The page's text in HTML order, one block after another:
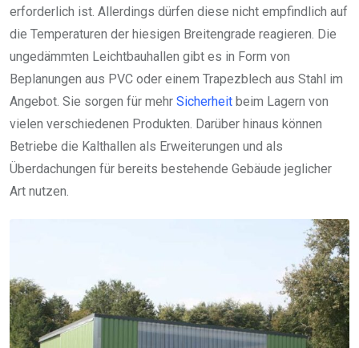
erforderlich ist. Allerdings dürfen diese nicht empfindlich auf
die Temperaturen der hiesigen Breitengrade reagieren. Die
ungedämmten Leichtbauhallen gibt es in Form von
Beplanungen aus PVC oder einem Trapezblech aus Stahl im
Angebot. Sie sorgen für mehr Sicherheit beim Lagern von
vielen verschiedenen Produkten. Darüber hinaus können
Betriebe die Kalthallen als Erweiterungen und als
Überdachungen für bereits bestehende Gebäude jeglicher
Art nutzen.